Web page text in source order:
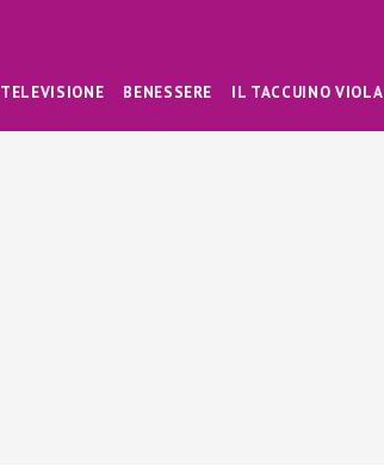
TELEVISIONE BENESSERE IL TACCUINO VIOLA